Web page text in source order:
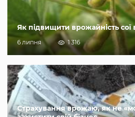
Як підвищити врожайність сої
6 липня 1 316
Страхування врожаю, як не